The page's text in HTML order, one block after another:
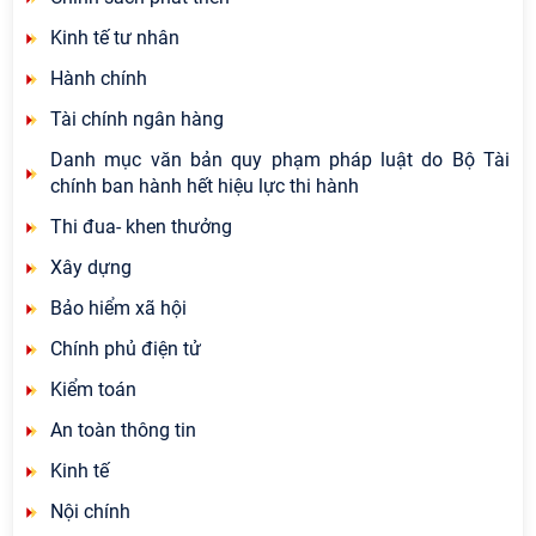
Kinh tế tư nhân
Hành chính
Tài chính ngân hàng
Danh mục văn bản quy phạm pháp luật do Bộ Tài
chính ban hành hết hiệu lực thi hành
Thi đua- khen thưởng
Xây dựng
Bảo hiểm xã hội
Chính phủ điện tử
Kiểm toán
An toàn thông tin
Kinh tế
Nội chính